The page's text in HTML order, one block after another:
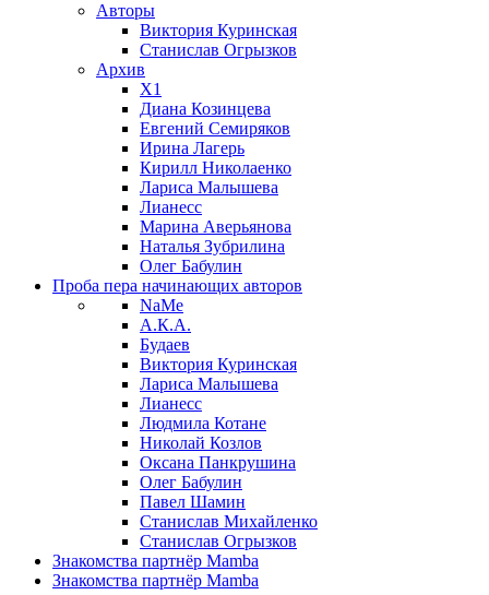
Авторы
Виктория Куринская
Станислав Огрызков
Архив
X1
Диана Козинцева
Евгений Семиряков
Ирина Лагерь
Кирилл Николаенко
Лариса Малышева
Лианесс
Марина Аверьянова
Наталья Зубрилина
Олег Бабулин
Проба пера начинающих авторов
NaMe
А.К.А.
Будаев
Виктория Куринская
Лариса Малышева
Лианесс
Людмила Котане
Николай Козлов
Оксана Панкрушина
Олег Бабулин
Павел Шамин
Станислав Михайленко
Станислав Огрызков
Знакомства партнёр Mamba
Знакомства партнёр Mamba